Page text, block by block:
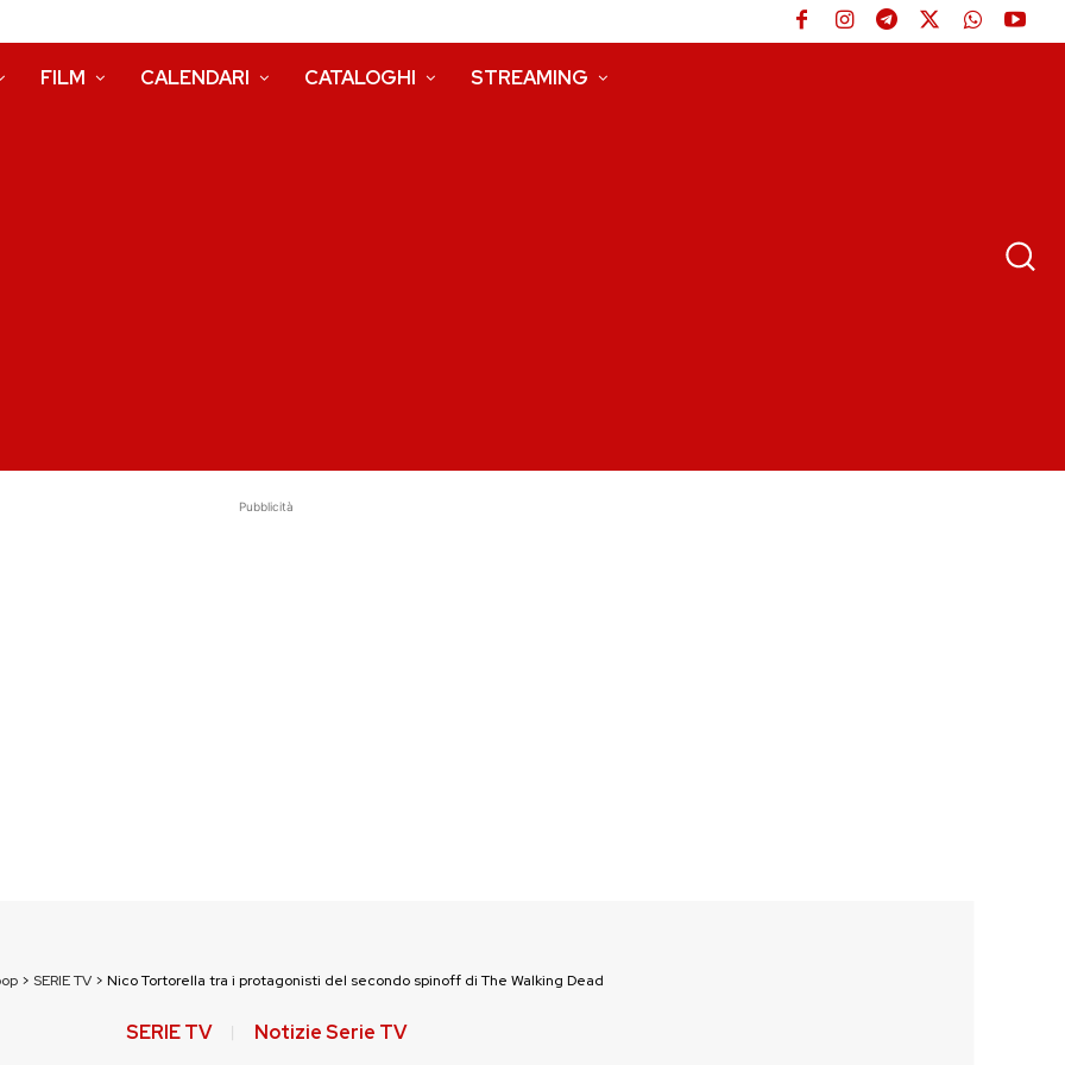
FILM CALENDARI CATALOGHI STREAMING
Pubblicità
> SERIE TV> Nico Tortorella tra i protagonisti del secondo spinoff di The Walking Dead
SERIE TV Notizie Serie TV